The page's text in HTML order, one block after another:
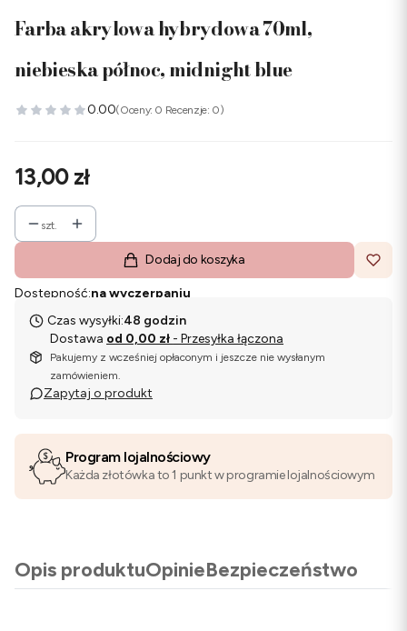
Farba akrylowa hybrydowa 70ml,
niebieska północ, midnight blue
0.00(Oceny: 0 Recenzje: 0)
Cena
13,00 zł
szt.
Dodaj do koszyka
Dostępność:na wyczerpaniu
Czas wysyłki:48 godzin
Dostawa od 0,00 zł - Przesyłka łączona
Pakujemy z wcześniej opłaconym i jeszcze nie wysłanym
zamówieniem.
Zapytaj o produkt
Program lojalnościowy
Każda złotówka to 1 punkt w programie lojalnościowym
Opis produktuOpinieBezpieczeństwo